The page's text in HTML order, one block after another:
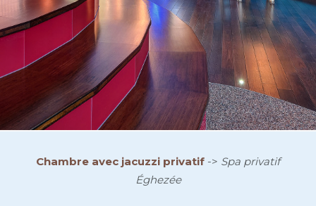
Chambre avec jacuzzi privatif -> Spa privatif
Éghezée